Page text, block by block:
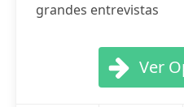
grandes entrevistas
Ver